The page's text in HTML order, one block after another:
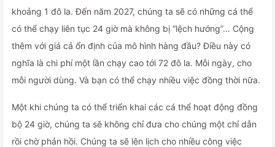
khoảng 1 đô la. Đến năm 2027, chúng ta sẽ có những cá thể
có thể chạy liên tục 24 giờ mà không bị “lệch hướng”… Cộng
thêm với giá cả ổn định của mô hình hàng đầu? Điều này có
nghĩa là chi phí một lần chạy cao tới 72 đô la. Mỗi ngày, cho
mỗi người dùng. Và bạn có thể chạy nhiều việc đồng thời nữa.
Một khi chúng ta có thể triển khai các cá thể hoạt động đồng
bộ 24 giờ, chúng ta sẽ không chỉ đưa cho chúng một chỉ dẫn
rồi chờ phản hồi. Chúng ta sẽ lên lịch cho nhiều công việc